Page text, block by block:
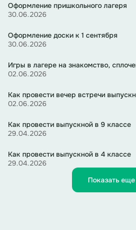
Оформление пришкольного лагеря
30.06.2026
Оформление доски к 1 сентября
30.06.2026
Игры в лагере на знакомство,
02.06.2026
Как провести вечер встречи
02.06.2026
Как провести выпускной в 9 классе
29.04.2026
Как провести выпускной в 4 классе
29.04.2026
Показать еще